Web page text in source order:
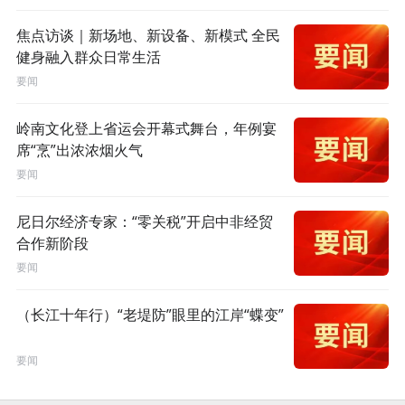
焦点访谈｜新场地、新设备、新模式 全民
健身融入群众日常生活
要闻
岭南文化登上省运会开幕式舞台，年例宴
席“烹”出浓浓烟火气
要闻
尼日尔经济专家：“零关税”开启中非经贸
合作新阶段
要闻
（长江十年行）“老堤防”眼里的江岸“蝶变”
要闻